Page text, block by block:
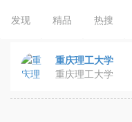
发现 精品 热搜
重庆理工大学
重庆理工大学